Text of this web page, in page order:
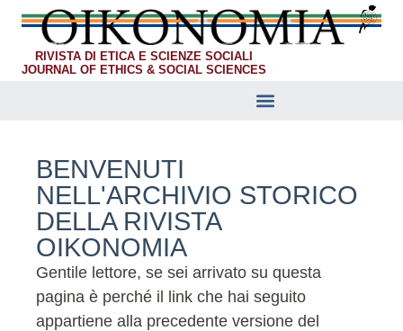
RIVISTA DI ETICA E SCIENZE SOCIALI
JOURNAL OF ETHICS & SOCIAL SCIENCES
BENVENUTI
NELL'ARCHIVIO STORICO
DELLA RIVISTA
OIKONOMIA
Gentile lettore, se sei arrivato su questa
pagina è perché il link che hai seguito
appartiene alla precedente versione del